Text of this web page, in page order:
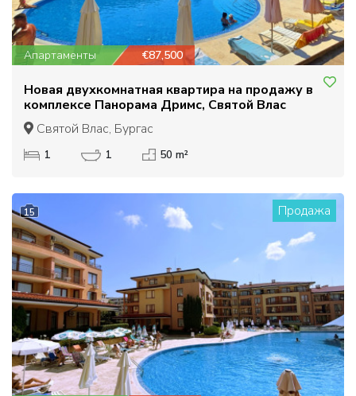
Апартаменты €87,500
Новая двухкомнатная квартира на продажу в
комплексе Панорама Дримс, Святой Влас
Святой Влас, Бургас
1 1 50 m²
15 Продажа